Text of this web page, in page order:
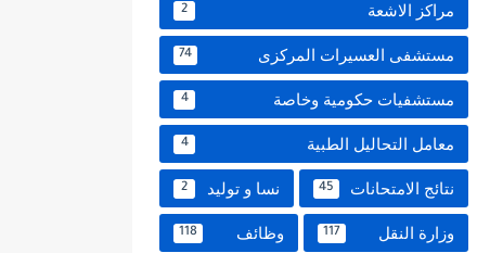
مراكز الاشعة 2
مستشفى العسيرات المركزى 74
مستشفيات حكومية وخاصة 4
معامل التحاليل الطبية 4
نتائج الامتحانات 45 نسا و توليد 2
وزارة النقل 117 وظائف 118